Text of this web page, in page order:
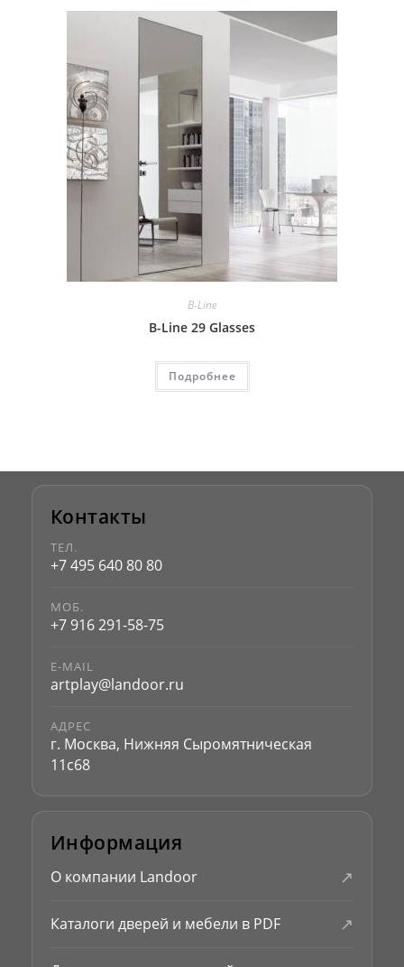
B-Line
B-Line 29 Glasses
Подробнее
Контакты
ТЕЛ.
+7 495 640 80 80
МОБ.
+7 916 291-58-75
E-MAIL
artplay@landoor.ru
АДРЕС
г. Москва, Нижняя Сыромятническая
11с68
Информация
О компании Landoor ↗
Каталоги дверей и мебели в PDF ↗